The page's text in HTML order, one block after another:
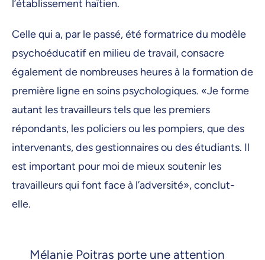
l’établissement haïtien.
Celle qui a, par le passé, été formatrice du modèle
psychoéducatif en milieu de travail, consacre
également de nombreuses heures à la formation de
première ligne en soins psychologiques. «Je forme
autant les travailleurs tels que les premiers
répondants, les policiers ou les pompiers, que des
intervenants, des gestionnaires ou des étudiants. Il
est important pour moi de mieux soutenir les
travailleurs qui font face à l’adversité», conclut-
elle.
Mélanie Poitras porte une attention